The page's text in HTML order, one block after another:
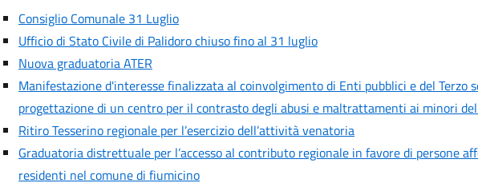
Consiglio Comunale 31 Luglio
Ufficio di Stato Civile di Palidoro chiuso fino al 31 luglio
Nuova graduatoria ATER
Manifestazione d'interesse finalizzata al coinvolgimento di Enti pubblici e del Terzo
progettazione di un centro per il contrasto degli abusi e maltrattamenti ai minori
Ritiro Tesserino regionale per l’esercizio dell’attività venatoria
Graduatoria distrettuale per l’accesso al contributo regionale in favore di persone
residenti nel comune di fiumicino